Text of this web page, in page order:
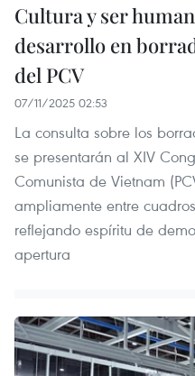
Cultura y ser
desarrollo en
del PCV
07/11/2025 02:53
La consulta sobre los
se presentarán al XIV
Comunista de Vietnam
ampliamente entre
reflejando espíritu de
apertura